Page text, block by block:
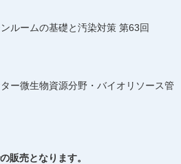
ルームの基礎と汚染対策 第63回
ー微生物資源分野・バイオリソース管
販売となります。